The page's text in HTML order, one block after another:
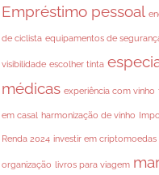
Empréstimo pessoal
de ciclista equipamentos de
visibilidade escolher tinta
médicas experiência com vinho
em casal harmonização de vinho
Renda 2024 investir em criptomoedas
organização livros para viagem